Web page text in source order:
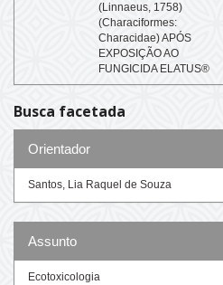
(Linnaeus, 1758)
(Characiformes:
Characidae) APÓS
EXPOSIÇÃO AO
FUNGICIDA ELATUS®
Busca facetada
Orientador
Santos, Lia Raquel de Souza
Assunto
Ecotoxicologia